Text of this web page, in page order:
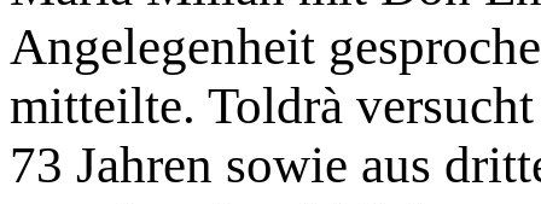
Angelegenheit
mitteilte. Toldrà
73 Jahren sowie aus